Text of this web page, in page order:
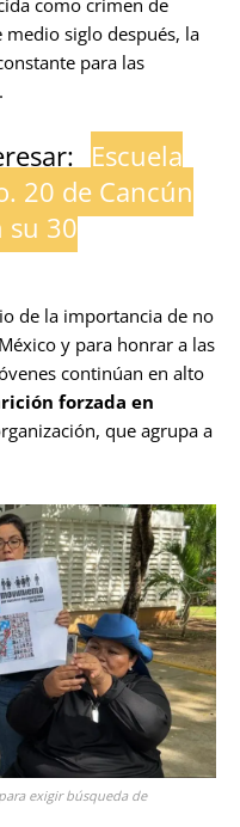
medio siglo después, la
para las
Escuela
20 de Cancún
su 30
de la importancia de no
y para honrar a las
continúan en alto
forzada en
que agrupa a
exigir búsqueda de